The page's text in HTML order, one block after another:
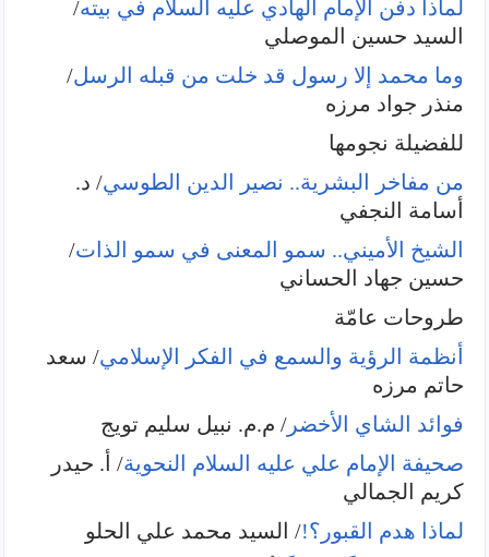
لماذا دفن الإمام الهادي عليه السلام في بيته/
السيد حسين الموصلي
وما محمد إلا رسول قد خلت من قبله الرسل/
منذر جواد مرزه
للفضيلة نجومها
من مفاخر البشرية.. نصير الدين الطوسي/ د.
أسامة النجفي
الشيخ الأميني.. سمو المعنى في سمو الذات/
حسين جهاد الحساني
طروحات عامّة
أنظمة الرؤية والسمع في الفكر الإسلامي/ سعد
حاتم مرزه
فوائد الشاي الأخضر / م.م. نبيل سليم تويج
صحيفة الإمام علي عليه السلام النحوية/ أ. حيدر
كريم الجمالي
لماذا هدم القبور؟!/ السيد محمد علي الحلو